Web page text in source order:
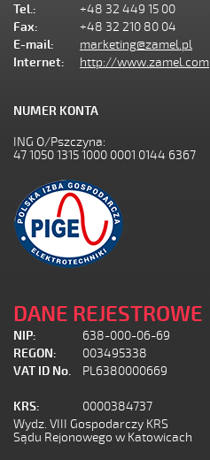
Tel.:
+48 32 449 15 00
Fax:
+48 32 210 80 04
E-mail:
marketing@zamel.pl
Internet:
http://www.zamel.com
NUMER KONTA
ING O/Pszczyna:
47 1050 1315 1000 0001 0144 6367
DANE REJESTROWE
NIP:
638-000-06-69
REGON:
003495338
VAT ID No.
PL6380000669
KRS:
0000384737
Wydz. VIII Gospodarczy KRS
Sądu Rejonowego w Katowicach